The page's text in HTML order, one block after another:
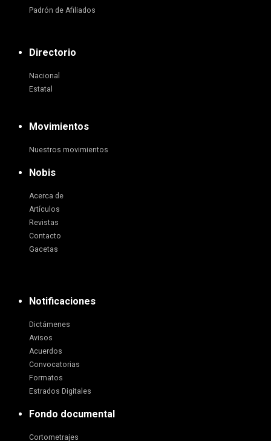
Padrón de Afiliados
Directorio
Nacional
Estatal
Movimientos
Nuestros movimientos
Nobis
Acerca de
Artículos
Revistas
Contacto
Gacetas
Notificaciones
Dictámenes
Avisos
Acuerdos
Convocatorias
Formatos
Estrados Digitales
Fondo documental
Cortometrajes